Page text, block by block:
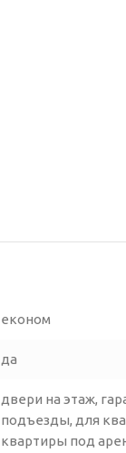
економ
да
двери на этаж,
подъезды, для
квартиры под